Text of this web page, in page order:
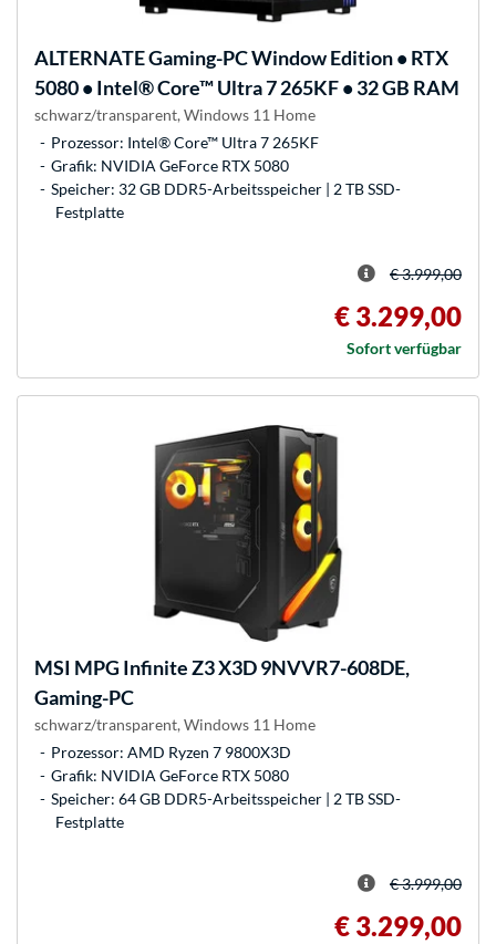
ALTERNATEGaming-PC Window Edition • RTX
5080 • Intel® Core™ Ultra 7 265KF • 32 GB RAM
schwarz/transparent, Windows 11 Home
Prozessor: Intel® Core™ Ultra 7 265KF
Grafik: NVIDIA GeForce RTX 5080
Speicher: 32 GB DDR5-Arbeitsspeicher | 2 TB SSD-
Festplatte
€ 3.999,00
€ 3.299,00
Sofort verfügbar
MSI MPG Infinite Z3 X3D 9NVVR7-608DE,
Gaming-PC
schwarz/transparent, Windows 11 Home
Prozessor: AMD Ryzen 7 9800X3D
Grafik: NVIDIA GeForce RTX 5080
Speicher: 64 GB DDR5-Arbeitsspeicher | 2 TB SSD-
Festplatte
€ 3.999,00
€ 3.299,00